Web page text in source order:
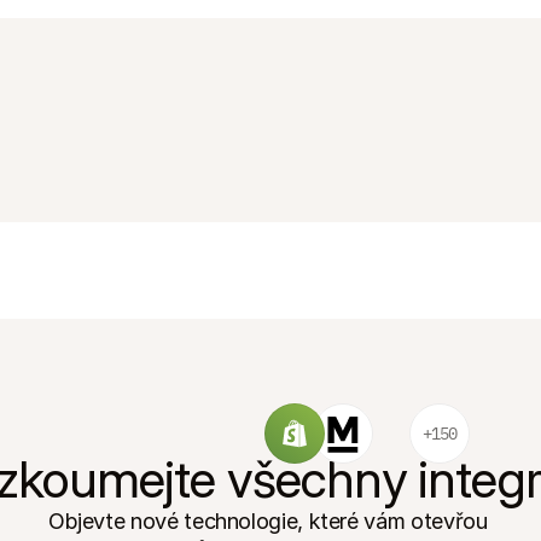
+150
všechny
Objevte nové technologie, které vám otevřou